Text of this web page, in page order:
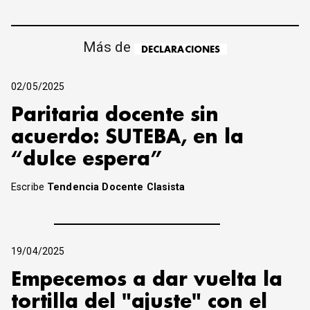
Más de DECLARACIONES
02/05/2025
Paritaria docente sin
acuerdo: SUTEBA, en la
“dulce espera”
Escribe Tendencia Docente Clasista
19/04/2025
Empecemos a dar vuelta la
tortilla del "ajuste" con el